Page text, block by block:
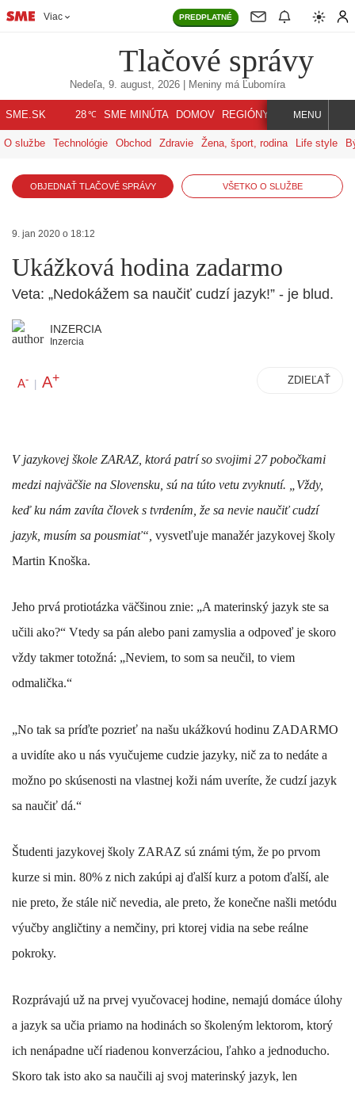
Viac PREDPLATNÉ
Tlačové správy
Nedeľa, 9. august, 2026 | Meniny má Ľubomíra
SME.SK 28℃ SME MINÚTA DOMOV REGIÓNY INDEX SVET
MENU
O službe Technológie Obchod Zdravie Žena, šport, rodina Life style
OBJEDNAŤ TLAČOVÉ SPRÁVY VŠETKO O SLUŽBE
9. jan 2020 o 18:12
Ukážková hodina zadarmo
Veta: „Nedokážem sa naučiť cudzí jazyk!” - je blud.
INZERCIA
Inzercia
A- | A+ ZDIEĽAŤ
V jazykovej škole ZARAZ, ktorá patrí so svojimi 27 pobočkami
medzi najväčšie na Slovensku, sú na túto vetu zvyknutí. „Vždy,
keď ku nám zavíta človek s tvrdením, že sa nevie naučiť cudzí
jazyk, musím sa pousmiať“, vysvetľuje manažér jazykovej školy
Martin Knoška.
Jeho prvá protiotázka väčšinou znie: „A materinský jazyk ste sa
učili ako?“ Vtedy sa pán alebo pani zamyslia a odpoveď je skoro
vždy takmer totožná: „Neviem, to som sa neučil, to viem
odmalička.“
„No tak sa príďte pozrieť na našu ukážkovú hodinu ZADARMO
a uvidíte ako u nás vyučujeme cudzie jazyky, nič za to nedáte a
možno po skúsenosti na vlastnej koži nám uveríte, že cudzí jazyk
sa naučiť dá.“
Študenti jazykovej školy ZARAZ sú známi tým, že po prvom
kurze si min. 80% z nich zakúpi aj ďalší kurz a potom ďalší, ale
nie preto, že stále nič nevedia, ale preto, že konečne našli metódu
výučby angličtiny a nemčiny, pri ktorej vidia na sebe reálne
pokroky.
Rozprávajú už na prvej vyučovacej hodine, nemajú domáce úlohy
a jazyk sa učia priamo na hodinách so školeným lektorom, ktorý
ich nenápadne učí riadenou konverzáciou, ľahko a jednoducho.
Skoro tak isto ako sa naučili aj svoj materinský jazyk, len